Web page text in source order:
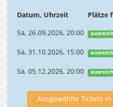
Datum, Uhrzeit Plätze
Sa, 26.09.2026, 20:00
Sa, 31.10.2026, 15:00
Sa, 05.12.2026, 20:00
Ausgewählte Tickets